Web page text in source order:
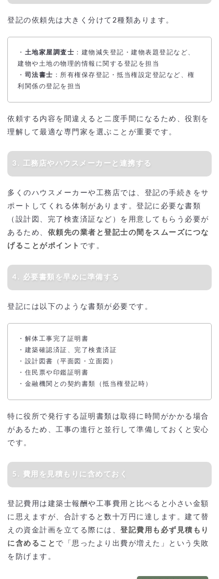
登記の依頼先は大きく分けて2種類あります。
・ 土地家屋調査士 ：建物減失登記・建物表題登記など、
建物や土地の物理的情報に関する登記を担当
・ 司法書士 ：所有権保存登記・抵当権設定登記など、権
利関係の登記を担当
依頼する内容を間違えると二度手間になるため、役割を
理解して最適な専門家を選ぶことが重要です。
3. 工務店やハウスメーカーと連携する
多くのハウスメーカーや工務店では、登記の手続きをサ
ポートしてくれる体制があります。登記に必要な書類
（設計図、完了検査済証など）を用意してもらう必要が
あるため、 依頼先の業者と登記士の間をスムーズにつな
げることがポイント です。
4. 必要書類を早めに準備する
登記には以下のような書類が必要です。
・解体工事完了証明書
・建築確認済証、完了検査済証
・設計図書（平面図・立面図）
・住民票や印鑑証明書
・金融機関との契約書類（抵当権登記時）
特に役所で発行する証明書類は取得に時間がかかる場合
があるため、工事の進行と並行して準備しておくと安心
です。
5. 費用を見積もりに含めておく
登記費用は建築士報酬や工事費用と比べると小さい金額
に思えますが、合計すると数十万円に達します。建て替
えの資金計画を立てる際には、 登記費用も必ず見積もり
に含めること で「思ったより出費が増えた」という失敗
を防げます。